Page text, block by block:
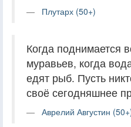
Плутарх (50+)
Когда поднимается
муравьев, когда
едят рыб. Пусть
своё сегодняшнее
Аврелий Августин